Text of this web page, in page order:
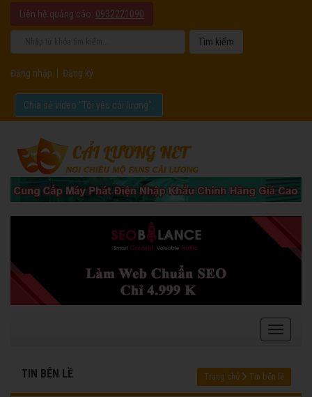
Liên hệ quảng cáo: 0932221090
Đăng nhập Đăng ký
Chia sẻ video "Tôi yêu cải lương".
TIN BÊN LỀ Trang chủ Tin bên lề